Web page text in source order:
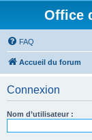
Office
FAQ
Accueil du forum
Connexion
Nom d’utilisateur :